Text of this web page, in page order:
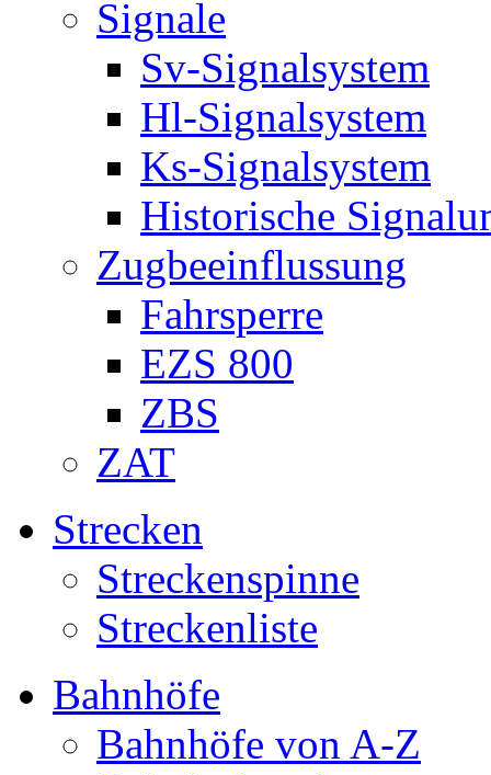
Signale
Sv-Signalsystem
Hl-Signalsystem
Ks-Signalsystem
Historische
Zugbeeinflussung
Fahrsperre
EZS 800
ZBS
ZAT
Strecken
Streckenspinne
Streckenliste
Bahnhöfe
Bahnhöfe von A-Z